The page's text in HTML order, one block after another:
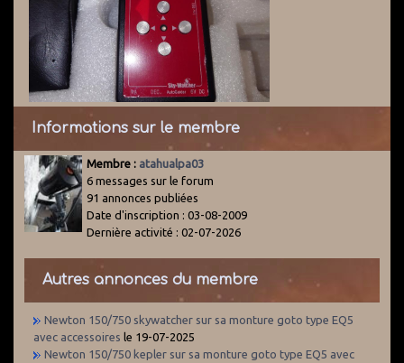
Informations sur le membre
Membre : atahualpa03
6 messages sur le forum
91 annonces publiées
Date d'inscription : 03-08-2009
Dernière activité : 02-07-2026
Autres annonces du membre
Newton 150/750 skywatcher sur sa monture goto type EQ5
avec accessoires le 19-07-2025
Newton 150/750 kepler sur sa monture goto type EQ5 avec